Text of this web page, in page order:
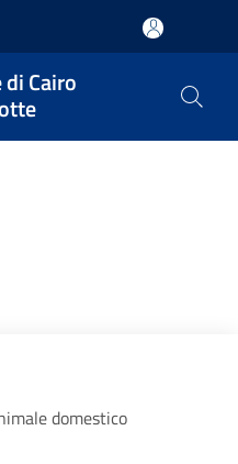
Cairo
domestico